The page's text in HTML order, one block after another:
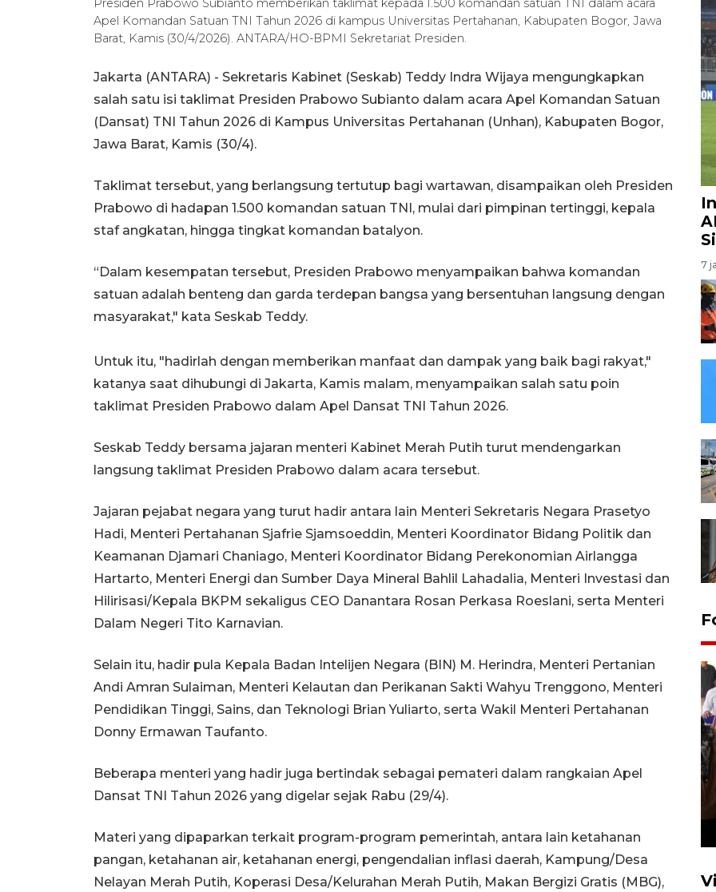
Presiden Prabowo Subianto memberikan taklimat kepada 1.500 komandan satuan TNI dalam acara
Apel Komandan Satuan TNI Tahun 2026 di kampus Universitas Pertahanan, Kabupaten Bogor, Jawa
Barat, Kamis (30/4/2026). ANTARA/HO-BPMI Sekretariat Presiden.
Jakarta (ANTARA) - Sekretaris Kabinet (Seskab) Teddy Indra Wijaya mengungkapkan
salah satu isi taklimat Presiden Prabowo Subianto dalam acara Apel Komandan Satuan
(Dansat) TNI Tahun 2026 di Kampus Universitas Pertahanan (Unhan), Kabupaten Bogor,
Jawa Barat, Kamis (30/4).
Taklimat tersebut, yang berlangsung tertutup bagi wartawan, disampaikan oleh Presiden
Prabowo di hadapan 1.500 komandan satuan TNI, mulai dari pimpinan tertinggi, kepala
staf angkatan, hingga tingkat komandan batalyon.
“Dalam kesempatan tersebut, Presiden Prabowo menyampaikan bahwa komandan
satuan adalah benteng dan garda terdepan bangsa yang bersentuhan langsung dengan
masyarakat," kata Seskab Teddy.
Untuk itu, "hadirlah dengan memberikan manfaat dan dampak yang baik bagi rakyat,"
katanya saat dihubungi di Jakarta, Kamis malam, menyampaikan salah satu poin
taklimat Presiden Prabowo dalam Apel Dansat TNI Tahun 2026.
Seskab Teddy bersama jajaran menteri Kabinet Merah Putih turut mendengarkan
langsung taklimat Presiden Prabowo dalam acara tersebut.
Jajaran pejabat negara yang turut hadir antara lain Menteri Sekretaris Negara Prasetyo
Hadi, Menteri Pertahanan Sjafrie Sjamsoeddin, Menteri Koordinator Bidang Politik dan
Keamanan Djamari Chaniago, Menteri Koordinator Bidang Perekonomian Airlangga
Hartarto, Menteri Energi dan Sumber Daya Mineral Bahlil Lahadalia, Menteri Investasi dan
Hilirisasi/Kepala BKPM sekaligus CEO Danantara Rosan Perkasa Roeslani, serta Menteri
Dalam Negeri Tito Karnavian.
Selain itu, hadir pula Kepala Badan Intelijen Negara (BIN) M. Herindra, Menteri Pertanian
Andi Amran Sulaiman, Menteri Kelautan dan Perikanan Sakti Wahyu Trenggono, Menteri
Pendidikan Tinggi, Sains, dan Teknologi Brian Yuliarto, serta Wakil Menteri Pertahanan
Donny Ermawan Taufanto.
Beberapa menteri yang hadir juga bertindak sebagai pemateri dalam rangkaian Apel
Dansat TNI Tahun 2026 yang digelar sejak Rabu (29/4).
Materi yang dipaparkan terkait program-program pemerintah, antara lain ketahanan
pangan, ketahanan air, ketahanan energi, pengendalian inflasi daerah, Kampung/Desa
Nelayan Merah Putih, Koperasi Desa/Kelurahan Merah Putih, Makan Bergizi Gratis (MBG),
7
Persebaya juara Piala
Presiden 2026